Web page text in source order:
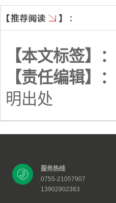
【本文标签】：
【责任编辑】：
明出处
服务热线
0755-21057907
13902902363